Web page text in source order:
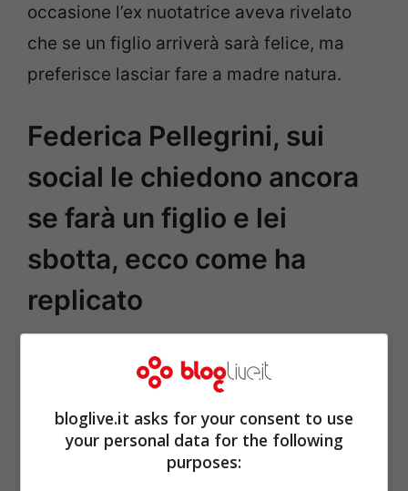
occasione l’ex nuotatrice aveva rivelato
che se un figlio arriverà sarà felice, ma
preferisce lasciar fare a madre natura.
Federica Pellegrini, sui
social le chiedono ancora
se farà un figlio e lei
sbotta, ecco come ha
replicato
bloglive.it asks for your consent to use
your personal data for the following
purposes: